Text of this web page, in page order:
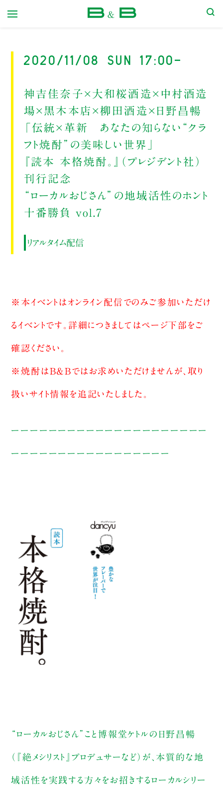
2020/11/08 Sun 17:00-
神吉佳奈子×大和桜酒造×中村酒造
場×黒木本店×柳田酒造×日野昌暢
「伝統×革新 あなたの知らない“クラ
フト焼酎”の美味しい世界」
『読本 本格焼酎。』（プレジデント社）
刊行記念
“ローカルおじさん”の地域活性のホント
十番勝負 vol.7
リアルタイム配信
※本イベントはオンライン配信でのみご参加いただけ
るイベントです。詳細につきましてはページ下部をご
確認ください。
※焼酎はB&Bではお求めいただけませんが、取り
扱いサイト情報を追記いたしました。
ーーーーーーーーーーーーーーーーーーーーー
ーーーーーーーーーーーーーーーーー
“ローカルおじさん”こと博報堂ケトルの日野昌暢
（『絶メシリスト』プロデュサーなど）が、本質的な地
域活性を実践する方々をお招きするローカルシリー